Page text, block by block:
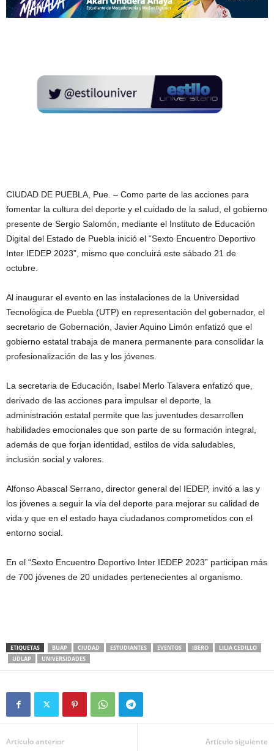
CIUDAD DE PUEBLA, Pue. – Como parte de las acciones para
fomentar la cultura del deporte y el cuidado de la salud, el gobierno
presente de Sergio Salomón, mediante el Instituto de Educación
Digital del Estado de Puebla inició el “Sexto Encuentro Deportivo
Inter IEDEP 2023”, mismo que concluirá este sábado 21 de
octubre.
Al inaugurar el evento en las instalaciones de la Universidad
Tecnológica de Puebla (UTP) en representación del gobernador, el
secretario de Gobernación, Javier Aquino Limón enfatizó que el
gobierno estatal trabaja de manera permanente para consolidar la
profesionalización de las y los jóvenes.
La secretaria de Educación, Isabel Merlo Talavera enfatizó que,
derivado de las acciones para impulsar el deporte, la
administración estatal permite que las juventudes desarrollen
habilidades emocionales que son parte de su formación integral,
además de que forjan identidad, estilos de vida saludables,
inclusión social y valores.
Alfonso Abascal Serrano, director general del IEDEP, invitó a las y
los jóvenes a seguir la vía del deporte para mejorar su calidad de
vida y que en el estado haya ciudadanos comprometidos con el
entorno social.
En el “Sexto Encuentro Deportivo Inter IEDEP 2023” participan más
de 700 jóvenes de 20 unidades pertenecientes al organismo.
ETIQUETAS BUAP CIUDAD ESTUDIANTES EVENTOS IBERO
LILIA CEDILLO
UDLAP
UNIVERSIDADES
Artículo anterior Artículo siguiente